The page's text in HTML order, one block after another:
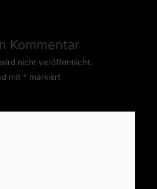
Kommentar
nicht veröffentlicht.
mit * markiert